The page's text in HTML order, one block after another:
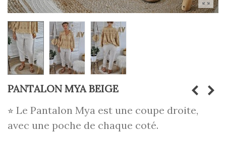
PANTALON MYA BEIGE
⭐︎ Le Pantalon Mya est une coupe droite,
avec une poche de chaque coté.